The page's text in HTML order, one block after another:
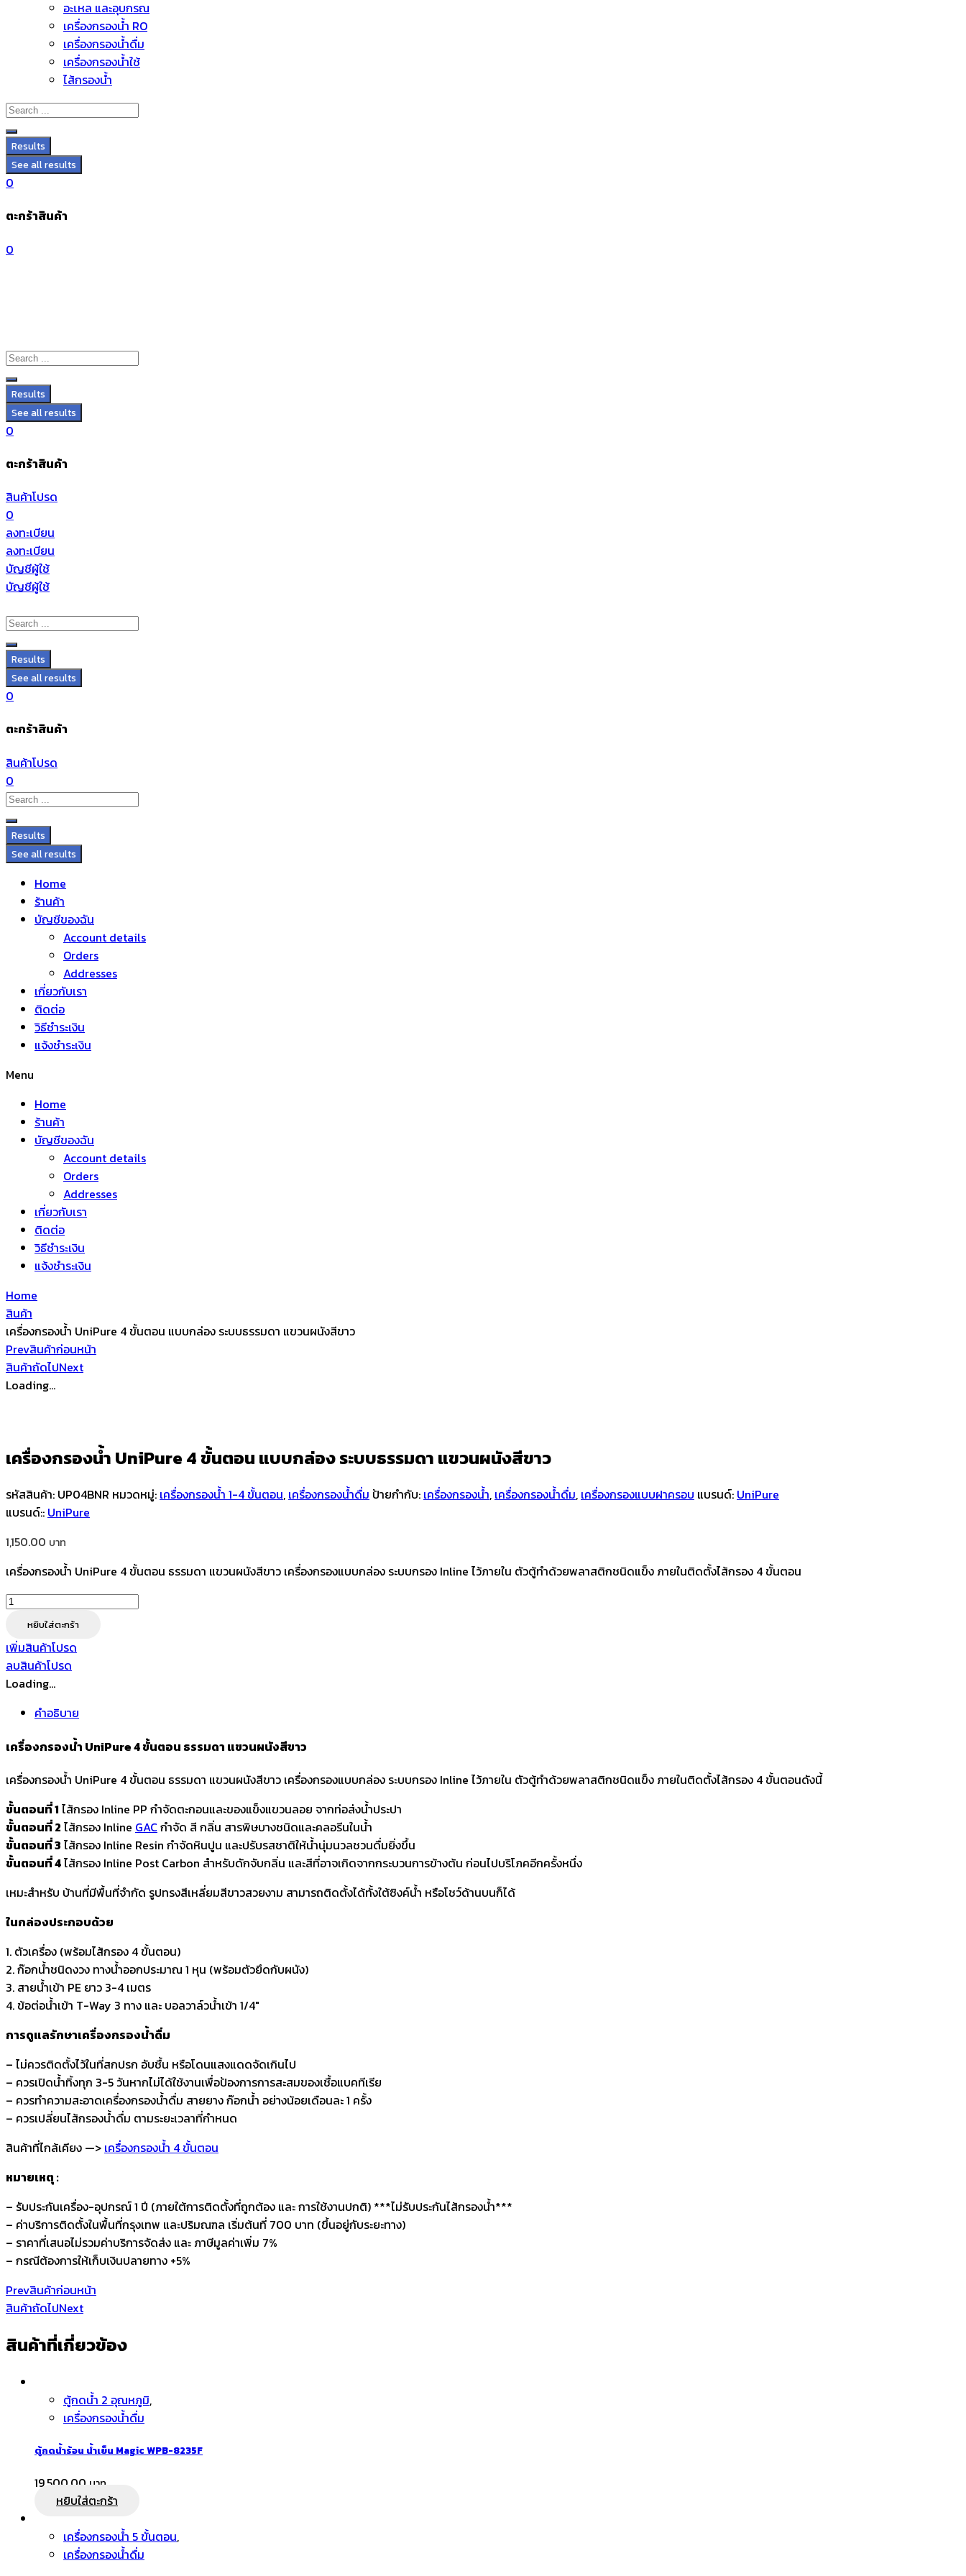
อะไหล่ และอุปกรณ์
เครื่องกรองน้ำ RO
เครื่องกรองน้ำดื่ม
เครื่องกรองน้ำใช้
ไส้กรองน้ำ
Results
See all results
0
ตะกร้าสินค้า
0
Results
See all results
0
ตะกร้าสินค้า
สินค้าโปรด
0
ลงทะเบียน
ลงทะเบียน
บัญชีผู้ใช้
บัญชีผู้ใช้
Results
See all results
0
ตะกร้าสินค้า
สินค้าโปรด
0
Results
See all results
Home
ร้านค้า
บัญชีของฉัน
Account details
Orders
Addresses
เกี่ยวกับเรา
ติดต่อ
วิธีชำระเงิน
แจ้งชำระเงิน
Menu
Home
ร้านค้า
บัญชีของฉัน
Account details
Orders
Addresses
เกี่ยวกับเรา
ติดต่อ
วิธีชำระเงิน
แจ้งชำระเงิน
Home
สินค้า
เครื่องกรองน้ำ UniPure 4 ขั้นตอน แบบกล่อง ระบบธรรมดา แขวนผนังสีขาว
Prevสินค้าก่อนหน้า
สินค้าถัดไปNext
Loading...
เครื่องกรองน้ำ UniPure 4 ขั้นตอน แบบกล่อง ระบบธรรมดา แขวนผนังสีขาว
รหัสสินค้า: UP04BNR หมวดหมู่: เครื่องกรองน้ำ 1-4 ขั้นตอน, เครื่องกรองน้ำดื่ม ป้ายกำกับ: เครื่องกรองน้ำ, เครื่องกรองน้ำดื่ม, เครื่องกรองแบบฝาครอบ แบรนด์: UniPure
แบรนด์:: UniPure
1,150.00
เครื่องกรองน้ำ UniPure 4 ขั้นตอน ธรรมดา แขวนผนังสีขาว เครื่องกรองแบบกล่อง ระบบกรอง Inline ไว้ภายใน ตัวตู้ทำด้วยพลาสติกชนิดแข็ง ภายในติดตั้งไส้กรอง 4 ขั้นตอน
จำนวน
กรอง
น้ำ
UniPure
4
แบบ
ระบบ
ธรรมดา
แขวน
ผนัง
สี
ขาว
ชิ้น
หยิบใส่ตะกร้า
เพิ่มสินค้าโปรด
ลบสินค้าโปรด
Loading...
คำอธิบาย
เครื่องกรองน้ำ UniPure 4 ขั้นตอน ธรรมดา แขวนผนังสีขาว
เครื่องกรองน้ำ UniPure 4 ขั้นตอน ธรรมดา แขวนผนังสีขาว เครื่องกรองแบบกล่อง ระบบกรอง Inline ไว้ภายใน ตัวตู้ทำด้วยพลาสติกชนิดแข็ง ภายในติดตั้งไส้กรอง 4 ขั้นตอนดังนี้
ขั้นตอนที่ 1 ไส้กรอง Inline PP กำจัดตะกอนและของแข็งแขวนลอย จากท่อส่งน้ำประปา
ขั้นตอนที่ 2 ไส้กรอง Inline GAC กำจัด สี กลิ่น สารพิษบางชนิดและคลอรีนในน้ำ
ขั้นตอนที่ 3 ไส้กรอง Inline Resin กำจัดหินปูน และปรับรสชาติให้น้ำนุ่มนวลชวนดื่มยิ่งขึ้น
ขั้นตอนที่ 4ไส้กรอง Inline Post Carbon สำหรับดักจับกลิ่น และสีที่อาจเกิดจากกระบวนการข้างต้น ก่อนไปบริโภคอีกครั้งหนึ่ง
เหมะสำหรับ บ้านที่มีพื้นที่จำกัด รูปทรงสีเหลี่ยมสีขาวสวยงาม สามารถติดตั้งได้ทั้งใต้ซิงค์น้ำ หรือโชว์ด้านบนก็ได้
ในกล่องประกอบด้วย
1. ตัวเครื่อง (พร้อมไส้กรอง 4 ขั้นตอน)
2. ก๊อกน้ำชนิดงวง ทางน้ำออกประมาณ 1 หุน (พร้อมตัวยึดกับผนัง)
3. สายน้ำเข้า PE ยาว 3-4 เมตร
4. ข้อต่อน้ำเข้า T-Way 3 ทาง และ บอลวาล์วน้ำเข้า 1/4″
การดูแลรักษาเครื่องกรองน้ำดื่ม
– ไม่ควรติดตั้งไว้ในที่สกปรก อับชื้น หรือโดนแสงแดดจัดเกินไป
– ควรเปิดน้ำทิ้งทุก 3-5 วันหากไม่ได้ใช้งานเพื่อป้องการการสะสมของเชื้อแบคทีเรีย
– ควรทำความสะอาดเครื่องกรองน้ำดื่ม สายยาง ก๊อกน้ำ อย่างน้อยเดือนละ 1 ครั้ง
– ควรเปลี่ยนไส้กรองน้ำดื่ม ตามระยะเวลาที่กำหนด
สินค้าที่ไกล้เคียง —> เครื่องกรองน้ำ 4 ขั้นตอน
หมายเหตุ :
– รับประกันเครื่อง-อุปกรณ์ 1 ปี (ภายใต้การติดตั้งที่ถูกต้อง และ การใช้งานปกติ) ***ไม่รับประกันไส้กรองน้ำ***
– ค่าบริการติดตั้งในพื้นที่กรุงเทพ และปริมณฑล เริ่มต้นที่ 700 บาท (ขึ้นอยู่กับระยะทาง)
– ราคาที่เสนอไม่รวมค่าบริการจัดส่ง และ ภาษีมูลค่าเพิ่ม 7%
– กรณีต้องการให้เก็บเงินปลายทาง +5%
Prevสินค้าก่อนหน้า
สินค้าถัดไปNext
สินค้าที่เกี่ยวข้อง
ตู้กดน้ำ 2 อุณหภูมิ,
เครื่องกรองน้ำดื่ม
ตู้กดน้ำร้อน น้ำเย็น Magic WPB-8235F
19,500.00
หยิบใส่ตะกร้า
เครื่องกรองน้ำ 5 ขั้นตอน,
เครื่องกรองน้ำดื่ม